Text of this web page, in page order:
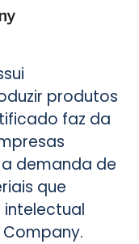
produtos
faz da
demanda de
que